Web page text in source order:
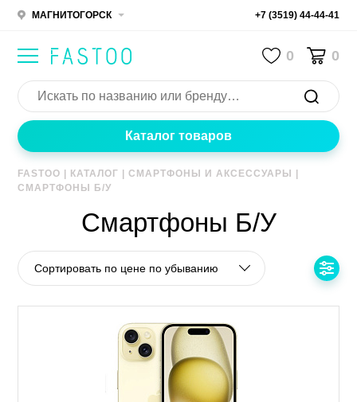
МАГНИТОГОРСК +7 (3519) 44-44-41
0 0
Каталог товаров
FASTOO КАТАЛОГ |СМАРТФОНЫ И АКСЕССУАРЫ
СМАРТФОНЫ Б/У
Смартфоны Б/У
Сортировать по цене по убыванию